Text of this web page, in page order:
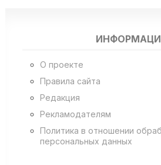
О проекте
Правила сайта
Редакция
Рекламодателям
Политика в отношении
персональных данных